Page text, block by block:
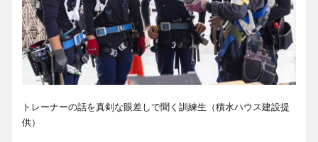
トレーナーの話を真剣な眼差しで聞く訓練生（積水ハウス建設提
供）